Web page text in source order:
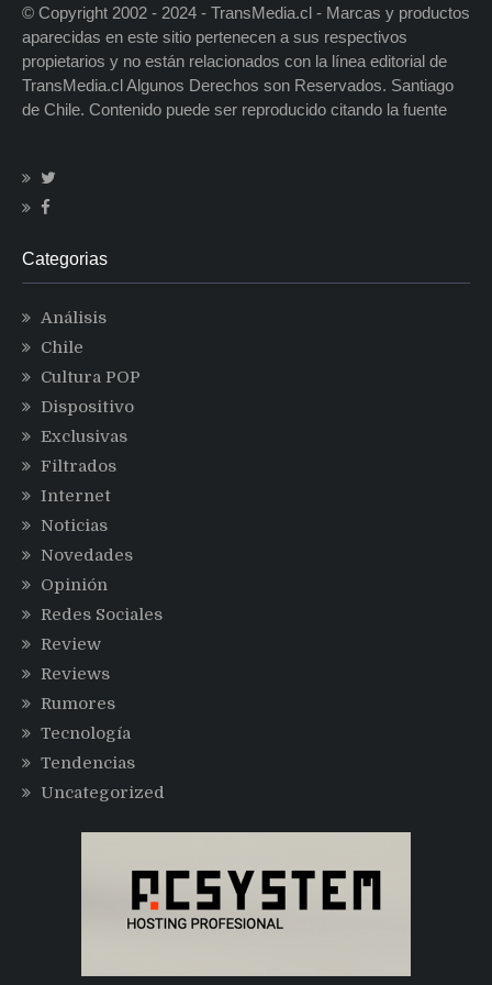
© Copyright 2002 - 2024 - TransMedia.cl - Marcas y productos
aparecidas en este sitio pertenecen a sus respectivos
propietarios y no están relacionados con la línea editorial de
TransMedia.cl Algunos Derechos son Reservados. Santiago
de Chile. Contenido puede ser reproducido citando la fuente
Categorias
Análisis
Chile
Cultura POP
Dispositivo
Exclusivas
Filtrados
Internet
Noticias
Novedades
Opinión
Redes Sociales
Review
Reviews
Rumores
Tecnología
Tendencias
Uncategorized